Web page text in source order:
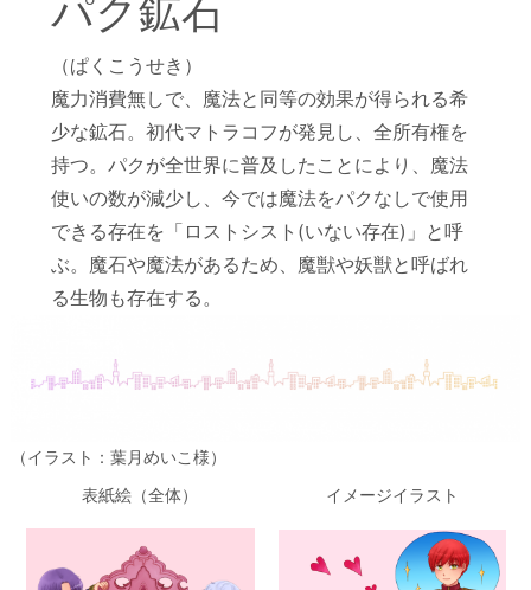
パク鉱石
（ぱくこうせき）
魔力消費無しで、魔法と同等の効果が得られる希
少な鉱石。初代マトラコフが発見し、全所有権を
持つ。パクが全世界に普及したことにより、魔法
使いの数が減少し、今では魔法をパクなしで使用
できる存在を「ロストシスト(いない存在)」と呼
ぶ。魔石や魔法があるため、魔獣や妖獣と呼ばれ
る生物も存在する。
（イラスト：葉月めいこ様）
表紙絵（全体）
イメージイラスト